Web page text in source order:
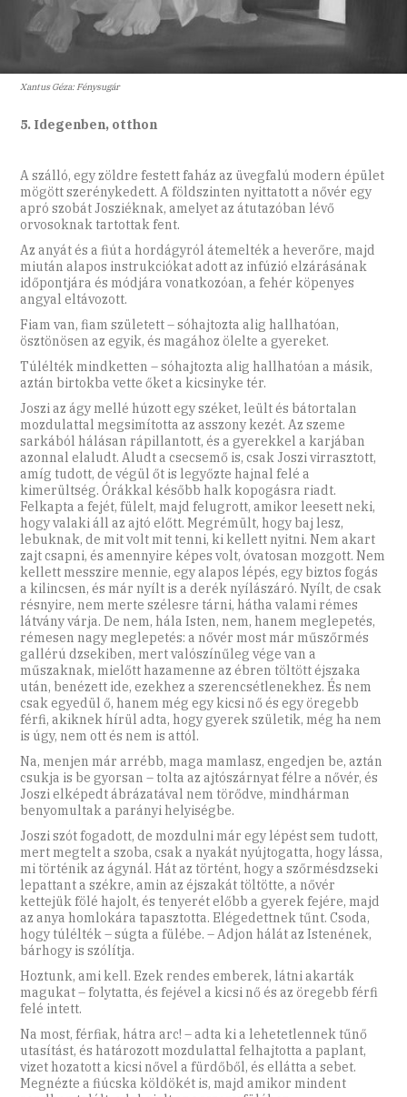
Xantus Géza: Fénysugár
5. Idegenben, otthon
A szálló, egy zöldre festett faház az üvegfalú modern épület
mögött szerénykedett. A földszinten nyittatott a nővér egy
apró szobát Josziéknak, amelyet az átutazóban lévő
orvosoknak tartottak fent.
Az anyát és a fiút a hordágyról átemelték a heverőre, majd
miután alapos instrukciókat adott az infúzió elzárásának
időpontjára és módjára vonatkozóan, a fehér köpenyes
angyal eltávozott.
Fiam van, fiam született – sóhajtozta alig hallhatóan,
ösztönösen az egyik, és magához ölelte a gyereket.
Túlélték mindketten – sóhajtozta alig hallhatóan a másik,
aztán birtokba vette őket a kicsinyke tér.
Joszi az ágy mellé húzott egy széket, leült és bátortalan
mozdulattal megsimította az asszony kezét. Az szeme
sarkából hálásan rápillantott, és a gyerekkel a karjában
azonnal elaludt. Aludt a csecsemő is, csak Joszi virrasztott,
amíg tudott, de végül őt is legyőzte hajnal felé a
kimerültség. Órákkal később halk kopogásra riadt.
Felkapta a fejét, fülelt, majd felugrott, amikor leesett neki,
hogy valaki áll az ajtó előtt. Megrémült, hogy baj lesz,
lebuknak, de mit volt mit tenni, ki kellett nyitni. Nem akart
zajt csapni, és amennyire képes volt, óvatosan mozgott. Nem
kellett messzire mennie, egy alapos lépés, egy biztos fogás
a kilincsen, és már nyílt is a derék nyílászáró. Nyílt, de csak
résnyire, nem merte szélesre tárni, hátha valami rémes
látvány várja. De nem, hála Isten, nem, hanem meglepetés,
rémesen nagy meglepetés: a nővér most már műszőrmés
gallérú dzsekiben, mert valószínűleg vége van a
műszaknak, mielőtt hazamenne az ébren töltött éjszaka
után, benézett ide, ezekhez a szerencsétlenekhez. És nem
csak egyedül ő, hanem még egy kicsi nő és egy öregebb
férfi, akiknek hírül adta, hogy gyerek születik, még ha nem
is úgy, nem ott és nem is attól.
Na, menjen már arrébb, maga mamlasz, engedjen be, aztán
csukja is be gyorsan – tolta az ajtószárnyat félre a nővér, és
Joszi elképedt ábrázatával nem törődve, mindhárman
benyomultak a parányi helyiségbe.
Joszi szót fogadott, de mozdulni már egy lépést sem tudott,
mert megtelt a szoba, csak a nyakát nyújtogatta, hogy lássa,
mi történik az ágynál. Hát az történt, hogy a szőrmésdzseki
lepattant a székre, amin az éjszakát töltötte, a nővér
kettejük fölé hajolt, és tenyerét előbb a gyerek fejére, majd
az anya homlokára tapasztotta. Elégedettnek tűnt. Csoda,
hogy túlélték – súgta a fülébe. – Adjon hálát az Istenének,
bárhogy is szólítja.
Hoztunk, ami kell. Ezek rendes emberek, látni akarták
magukat – folytatta, és fejével a kicsi nő és az öregebb férfi
felé intett.
Na most, férfiak, hátra arc! – adta ki a lehetetlennek tűnő
utasítást, és határozott mozdulattal felhajtotta a paplant,
vizet hozatott a kicsi nővel a fürdőből, és ellátta a sebet.
Megnézte a fiúcska köldökét is, majd amikor mindent